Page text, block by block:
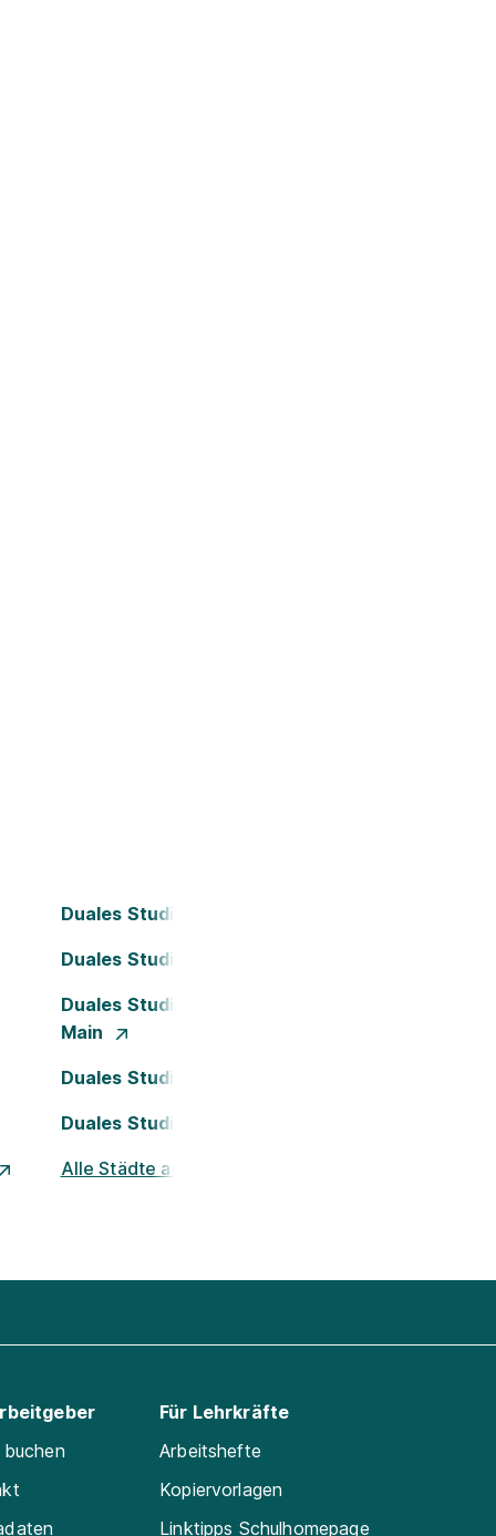
Duales Studium Bielefeld
Duales Studium Dortmund
Duales Studium Frankfurt am
Main
Duales Studium Köln
Duales Studium Nürnberg
Alle Städte ansehen
Für Lehrkräfte
Arbeitshefte
Kopiervorlagen
Linktipps Schulhomepage